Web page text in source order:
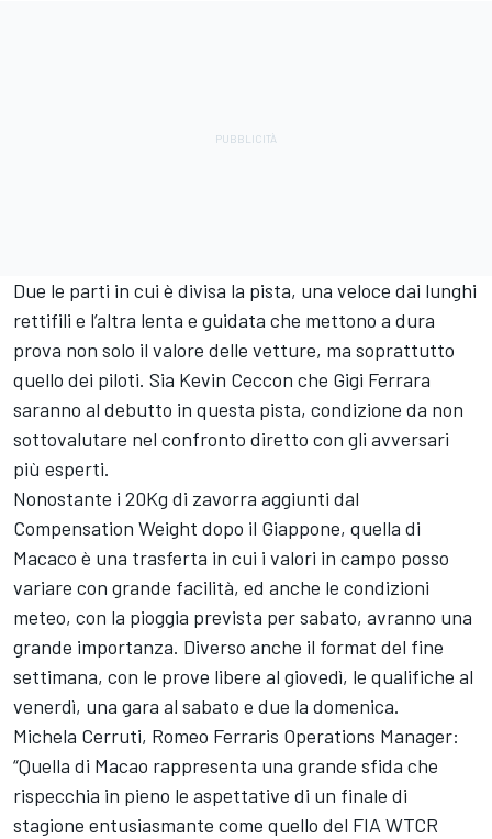
Due le parti in cui è divisa la pista, una veloce dai lunghi
rettifili e l’altra lenta e guidata che mettono a dura
prova non solo il valore delle vetture, ma soprattutto
quello dei piloti. Sia Kevin Ceccon che Gigi Ferrara
saranno al debutto in questa pista, condizione da non
sottovalutare nel confronto diretto con gli avversari
più esperti.
Nonostante i 20Kg di zavorra aggiunti dal
Compensation Weight dopo il Giappone, quella di
Macaco è una trasferta in cui i valori in campo posso
variare con grande facilità, ed anche le condizioni
meteo, con la pioggia prevista per sabato, avranno una
grande importanza. Diverso anche il format del fine
settimana, con le prove libere al giovedì, le qualifiche al
venerdì, una gara al sabato e due la domenica.
Michela Cerruti, Romeo Ferraris Operations Manager:
“Quella di Macao rappresenta una grande sfida che
rispecchia in pieno le aspettative di un finale di
stagione entusiasmante come quello del FIA WTCR